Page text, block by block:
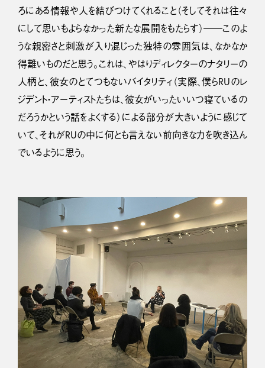
ろにある情報や人を結びつけてくれること（そしてそれは往々
にして思いもよらなかった新たな展開をもたらす）――このよ
うな親密さと刺激が入り混じった独特の雰囲気は、なかなか
得難いものだと思う。これは、やはりディレクターのナタリーの
人柄と、彼女のとてつもないバイタリティ（実際、僕らRUのレ
ジデント・アーティストたちは、彼女がいったいいつ寝ているの
だろうかという話をよくする）による部分が大きいように感じて
いて、それがRUの中に何とも言えない前向きな力を吹き込ん
でいるように思う。